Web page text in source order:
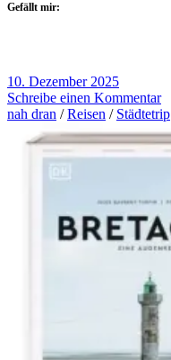
Gefällt mir:
10. Dezember 2025
Schreibe einen Kommentar
nah dran /Reisen / Städtetrip